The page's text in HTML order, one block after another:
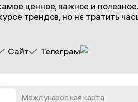
ценное, важное и
трендов, но не тратить
Сайт Телеграм
Международная карта